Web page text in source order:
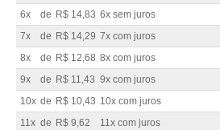
6x
de R$ 14,83 6x sem juros
7x
de R$ 14,29 7x com juros
8x
de R$ 12,68 8x com juros
9x
de R$ 11,43 9x com juros
10x de R$ 10,43 10x com juros
11x de R$ 9,62 11x com juros